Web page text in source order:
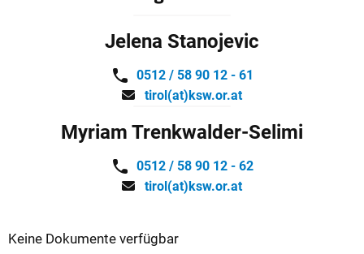
Jelena Stanojevic
0512 / 58 90 12 - 61
tirol(at)ksw.or.at
Myriam Trenkwalder-Selimi
0512 / 58 90 12 - 62
tirol(at)ksw.or.at
Keine Dokumente verfügbar